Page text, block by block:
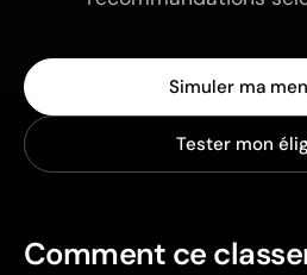
Simuler ma
Tester mon
Comment ce